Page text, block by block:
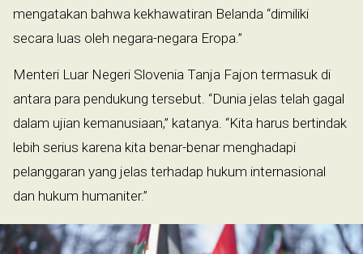
mengatakan bahwa kekhawatiran Belanda “dimiliki
secara luas oleh negara-negara Eropa.”
Menteri Luar Negeri Slovenia Tanja Fajon termasuk di
antara para pendukung tersebut. “Dunia jelas telah gagal
dalam ujian kemanusiaan,” katanya. “Kita harus bertindak
lebih serius karena kita benar-benar menghadapi
pelanggaran yang jelas terhadap hukum internasional
dan hukum humaniter.”